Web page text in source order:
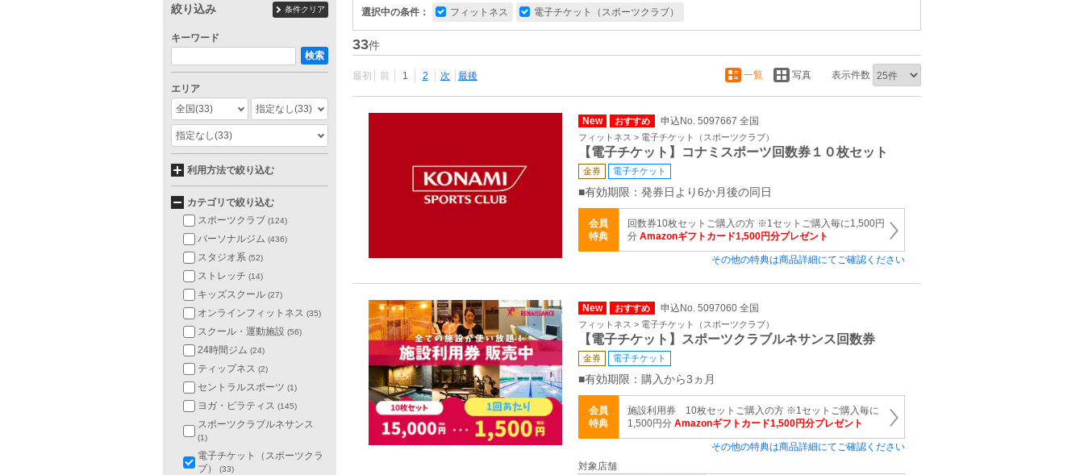
選択中の条件： フィットネス 電子チケット（スポーツクラブ）
33件
最初 前 1 2 次 最後 一覧 写真 表示件数
New おすすめ 申込No. 5097667 全国
フィットネス > 電子チケット（スポーツクラブ）
【電子チケット】コナミスポーツ回数券１０枚セット
金券 電子チケット
■有効期限：発券日より6か月後の同日
会員
特典
回数券10枚セットご購入の方 ※1セットご購入毎に1,500円
分 Amazonギフトカード1,500円分プレゼント
その他の特典は商品詳細にてご確認ください
New おすすめ 申込No. 5097060 全国
フィットネス > 電子チケット（スポーツクラブ）
【電子チケット】スポーツクラブルネサンス回数券
金券 電子チケット
■有効期限：購入から3ヵ月
会員
特典
施設利用券 10枚セットご購入の方 ※1セットご購入毎に
1,500円分 Amazonギフトカード1,500円分プレゼント
その他の特典は商品詳細にてご確認ください
対象店舗
絞り込み 条件クリア
キーワード
検索
エリア
全国(33) 指定なし(33)
指定なし(33)
利用方法で絞り込む
カテゴリで絞り込む
スポーツクラブ (124)
パーソナルジム (436)
スタジオ系 (52)
ストレッチ (14)
キッズスクール (27)
オンラインフィットネス (35)
スクール・運動施設 (56)
24時間ジム (24)
ティップネス (2)
セントラルスポーツ (1)
ヨガ・ピラティス (145)
スポーツクラブルネサンス
(1)
電子チケット（スポーツクラ
ブ）
(33)